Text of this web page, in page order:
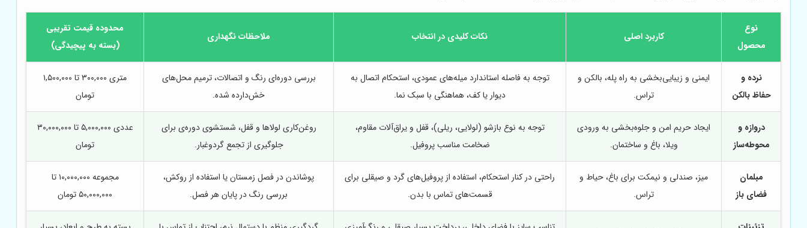
نوع
محصول
کاربرد اصلی نکات کلیدی در انتخاب ملاحظات نگهداری
محدوده قیمت تقریبی
(بسته به پیچیدگی)
نرده و
حفاظ بالکن
ایمنی و زیبایی‌بخشی به راه پله، بالکن و
تراس.
توجه به فاصله استاندارد میله‌های عمودی، استحکام اتصال به
دیوار یا کف، هماهنگی با سبک نما.
بررسی دوره‌ای رنگ و اتصالات، ترمیم محل‌های
خش‌دارده شده.
متری ۳۰۰,۰۰۰ تا ۱,۵۰۰,۰۰۰
تومان
دروازه و
محوطه‌ساز
ایجاد حریم امن و جلوه‌بخشی به ورودی
ویلا، باغ و ساختمان.
توجه به نوع بازشو (لولایی، ریلی)، قفل و یراق‌آلات مقاوم،
ضخامت مناسب پروفیل.
روغن‌کاری لولاها و قفل، شستشوی دوره‌ی برای
جلوگیری از تجمع گردوغبار.
عددی ۵,۰۰۰,۰۰۰ تا ۳۰,۰۰۰,۰۰۰
تومان
مبلمان
فضای باز
میز، صندلی و نیمکت برای باغ، حیاط و
تراس.
راحتی در کنار استحکام، استفاده از پروفیل‌های گرد و صیقلی برای
قسمت‌های تماس با بدن.
پوشاندن در فصل زمستان یا استفاده از روکش،
بررسی رنگ در پایان هر فصل.
مجموعه ۱۰,۰۰۰,۰۰۰ تا
۵۰,۰۰۰,۰۰۰ تومان